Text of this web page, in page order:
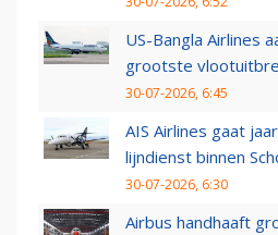
US-Bangla Airlines
grootste
30-07-2026, 6:45
AIS Airlines gaat
lijndienst binnen
30-07-2026, 6:30
Airbus handhaaft